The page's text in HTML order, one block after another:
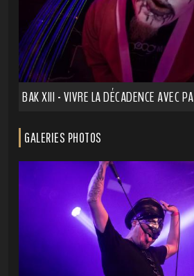
BAK XIII - VIVRE LA DÉCADENCE AVEC
GALERIES PHOTOS